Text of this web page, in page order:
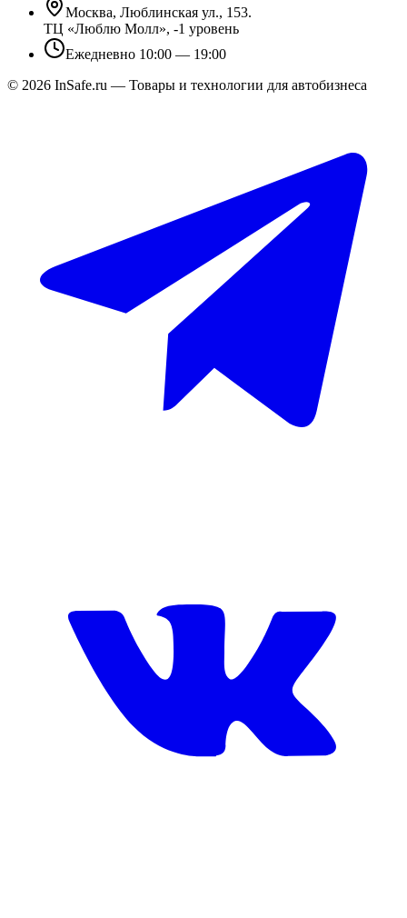
Москва, Люблинская ул., 153.
ТЦ «Люблю Молл», -1 уровень
Ежедневно 10:00 — 19:00
© 2026 InSafe.ru — Товары и технологии для автобизнеса